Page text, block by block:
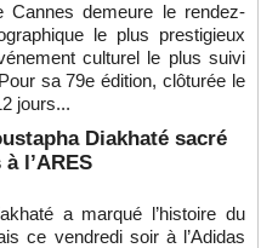
Cannes demeure le rendez-
le plus prestigieux
culturel le plus suivi
sa 79e édition, clôturée le
jours...
Diakhaté sacré
l’ARES
a marqué l’histoire du
ce vendredi soir à l’Adidas